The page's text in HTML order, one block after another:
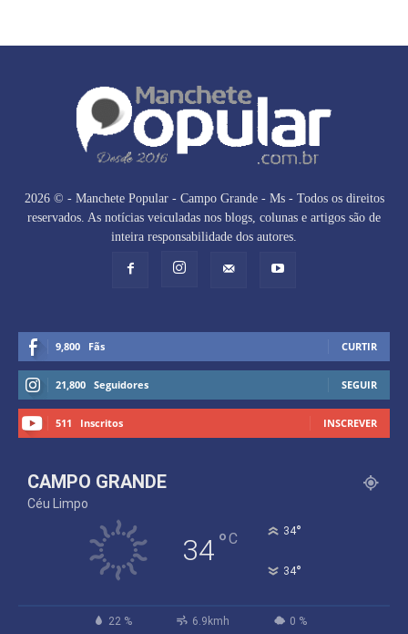
2026 © - Manchete Popular - Campo Grande - Ms - Todos os direitos
reservados. As notícias veiculadas nos blogs, colunas e artigos são de
inteira responsabilidade dos autores.
9,800 Fãs CURTIR
21,800 Seguidores SEGUIR
511 Inscritos INSCREVER
CAMPO GRANDE
Céu Limpo
34°C 34°
34°
22 % 6.9kmh 0 %